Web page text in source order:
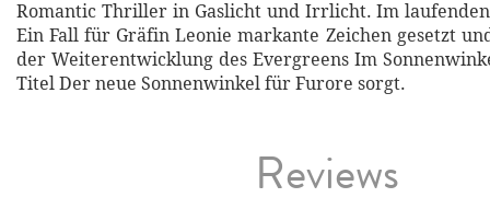
Romantic Thriller in Gaslicht und Irrlicht. Im
Ein Fall für Gräfin Leonie markante Zeichen gesetzt
der Weiterentwicklung des Evergreens Im
Titel Der neue Sonnenwinkel für Furore sorgt.
Reviews